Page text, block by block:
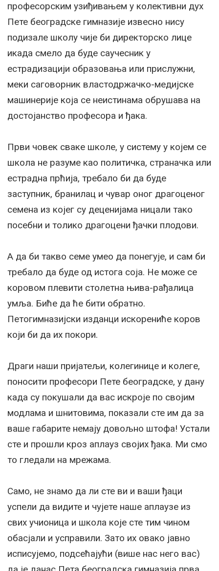
професорским узиђивањем у колективни дух
Пете београдске гимназије извесно нису
подизале школу чије би директорско лице
икада смело да буде саучесник у
естрадизацији образовања или прислужни,
меки саговорник властодржачко-медијске
машинерије која се неистинама обрушава на
достојанство професора и ђака.
Први човек сваке школе, у систему у којем се
школа не разуме као политичка, страначка или
естрадна прћија, требало би да буде
заступник, бранилац и чувар оног драгоценог
семена из којег су деценијама ницали тако
посебни и толико драгоцени ђачки плодови.
А да би такво семе умео да понегује, и сам би
требало да буде од истога соја. Не може се
коровом плевити столетна њива-рађалица
умља. Биће да ће бити обратно.
Петогимназијски изданци искорениће коров
који би да их покори.
Драги наши пријатељи, колегинице и колеге,
поносити професори Пете београдске, у дану
када су покушали да вас искроје по својим
модлама и шнитовима, показали сте им да за
ваше габарите немају довољно штофа! Устали
сте и прошли кроз аплауз својих ђака. Ми смо
то гледали на мрежама.
Само, не знамо да ли сте ви и ваши ђаци
успели да видите и чујете наше аплаузе из
свих учионица и школа које сте тим чином
обасјали и усправили. Зато их овако јавно
исписујемо, подсећајући (више нас него вас)